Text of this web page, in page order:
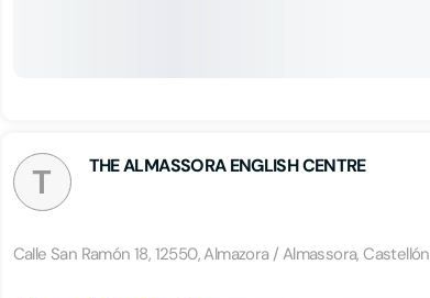
T THE ALMASSORA ENGLISH CENTRE
Calle San Ramón 18, 12550, Almazora / Almassora, Castellón